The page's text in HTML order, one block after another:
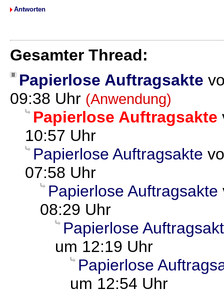
Antworten
Gesamter Thread:
Papierlose Auftragsakte
09:38 Uhr (Anwendung)
Papierlose Auftragsakte
10:57 Uhr
Papierlose Auftragsakte
07:58 Uhr
Papierlose Auftragsakte
08:29 Uhr
Papierlose
um 12:19 Uhr
Papierlose
um 12:54 Uhr